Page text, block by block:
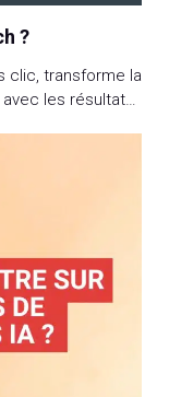
?
clic, transforme la
les résultats
ce
stratégies SEO.
impact sur le